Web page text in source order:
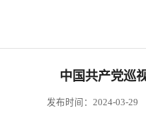
中国共产党巡
发布时间：2024-03-29